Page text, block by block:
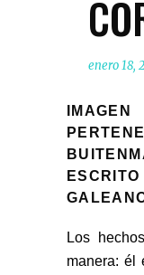
enero 18,
Los
manera: él